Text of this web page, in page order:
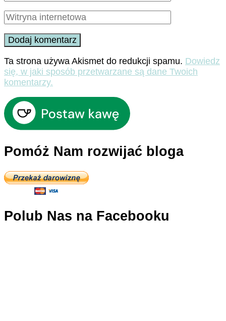
Ta strona używa Akismet do redukcji spamu. Dowiedz
się, w jaki sposób przetwarzane są dane Twoich
komentarzy.
Pomóż Nam rozwijać bloga
Polub Nas na Facebooku